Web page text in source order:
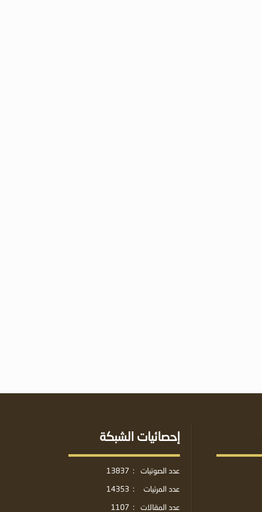
إحصائيات الشبكة
عدد الصوتيات :
13837
عدد المرئيات
:
14353
عدد المقالات
:
1107